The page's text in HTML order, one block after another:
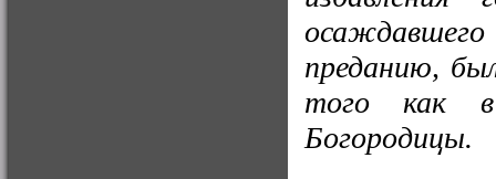
преданию,
того как в
Богородицы.